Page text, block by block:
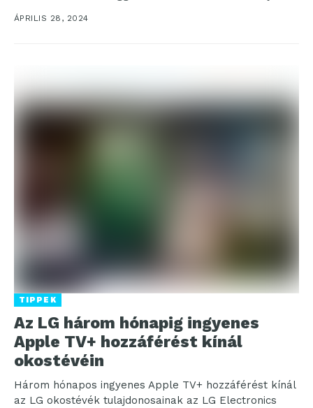
gyorsan...
ÁPRILIS 28, 2024
TIPPEK
Az LG három hónapig ingyenes
Apple TV+ hozzáférést kínál
okostévéin
Három hónapos ingyenes Apple TV+ hozzáférést kínál
az LG okostévék tulajdonosainak az LG Electronics